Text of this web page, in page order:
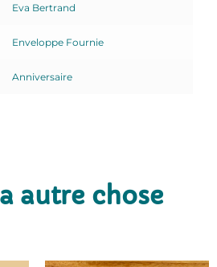
Eva Bertrand
Enveloppe Fournie
Anniversaire
autre chose